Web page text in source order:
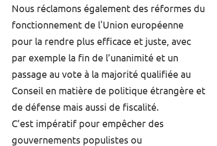
Nous réclamons également des réformes du
fonctionnement de l'Union européenne
pour la rendre plus efficace et juste, avec
par exemple la fin de l’unanimité et un
passage au vote à la majorité qualifiée au
Conseil en matière de politique étrangère et
de défense mais aussi de fiscalité.
C’est impératif pour empêcher des
gouvernements populistes ou